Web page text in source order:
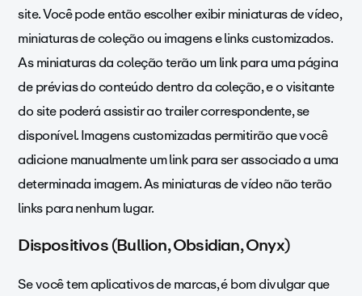
site. Você pode então escolher exibir miniaturas de vídeo,
miniaturas de coleção ou imagens e links customizados.
As miniaturas da coleção terão um link para uma página
de prévias do conteúdo dentro da coleção, e o visitante
do site poderá assistir ao trailer correspondente, se
disponível. Imagens customizadas permitirão que você
adicione manualmente um link para ser associado a uma
determinada imagem. As miniaturas de vídeo não terão
links para nenhum lugar.
Dispositivos (Bullion, Obsidian, Onyx)
Se você tem aplicativos de marcas, é bom divulgar que